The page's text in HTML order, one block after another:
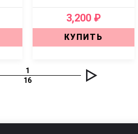
3,200 ₽
КУПИТЬ
1
16